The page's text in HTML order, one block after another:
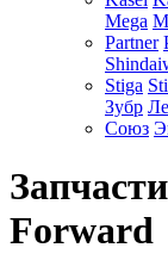
Mega
Partner
Stiga
Зубр
Союз
Forward